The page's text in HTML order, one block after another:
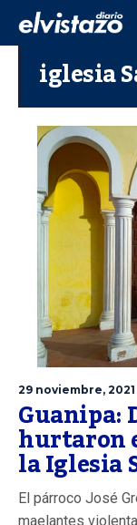
iglesia
29 noviembre, 2021
Guanipa:
hurtaron
la Iglesia
El párroco José
maelantes